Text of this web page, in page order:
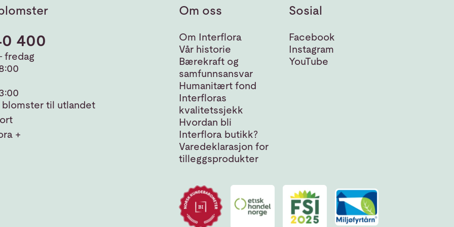
400
fredag
blomster til utlandet
+
Om oss
Om Interflora
Vår historie
Bærekraft og
samfunnsansvar
Humanitært fond
Interfloras
kvalitetssjekk
Hvordan bli
Interflora butikk?
Varedeklarasjon for
tilleggsprodukter
Sosial
Facebook
Instagram
YouTube